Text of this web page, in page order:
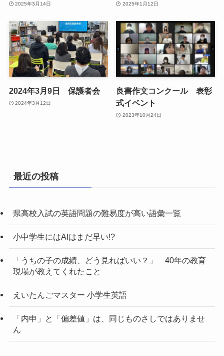
2025年3月14日 2025年1月12日
2024年3月9日 保護者会
2024年3月12日
良書作文コンクール 表彰
式イベント
2023年10月24日
最近の投稿
県高校入試の英語問題の難易度が高い語彙一覧
小中学生にはAIはまだ早い!?
「うちの子の成績、どう見ればいい？」 40年の教育
現場が教えてくれたこと
えいたんごマスター 小学生英語
「内申」と「偏差値」は、同じものさしではありませ
ん